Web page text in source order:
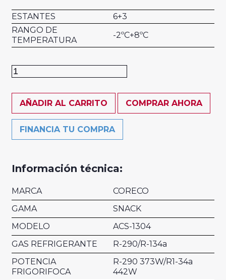
ESTANTES
6+3
RANGO DE
TEMPERATURA
-2ºC+8ºC
Armario
4
puertas
ACR-
1304
CORECO
AÑADIR AL CARRITO COMPRAR AHORA
FINANCIA TU COMPRA
Información técnica:
MARCA
CORECO
GAMA
SNACK
MODELO
ACS-1304
GAS REFRIGERANTE
R-290/R-134a
POTENCIA
FRIGORIFOCA
R-290 373W/R1-34a
442W